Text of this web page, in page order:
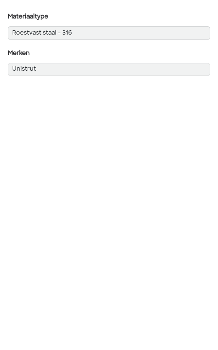
Materiaaltype
Roestvast staal - 316
Merken
Unistrut